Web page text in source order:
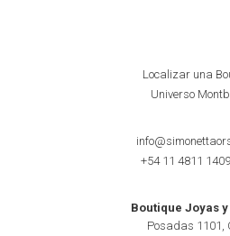
Localizar una
Universo
+54 11 4811 1409
Boutique Joyas
Posadas 1101,